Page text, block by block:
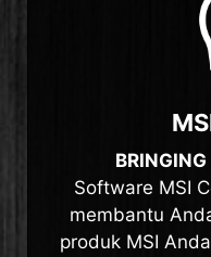
Software MSI
membantu
produk MSI